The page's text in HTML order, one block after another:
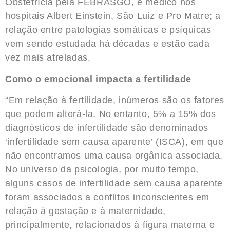
Obstetrícia pela FEBRASGO, e médico nos
hospitais Albert Einstein, São Luiz e Pro Matre; a
relação entre patologias somáticas e psíquicas
vem sendo estudada há décadas e estão cada
vez mais atreladas.
Como o emocional impacta a fertilidade
“Em relação à fertilidade, inúmeros são os fatores
que podem alterá-la. No entanto, 5% a 15% dos
diagnósticos de infertilidade são denominados
‘infertilidade sem causa aparente’ (ISCA), em que
não encontramos uma causa orgânica associada.
No universo da psicologia, por muito tempo,
alguns casos de infertilidade sem causa aparente
foram associados a conflitos inconscientes em
relação à gestação e à maternidade,
principalmente, relacionados à figura materna e